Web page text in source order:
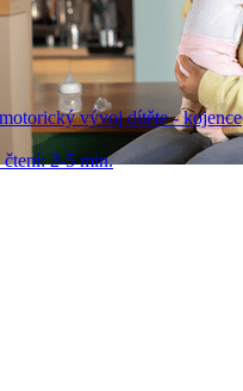
vývoj dítěte - kojence
čtení: 2-5 min.